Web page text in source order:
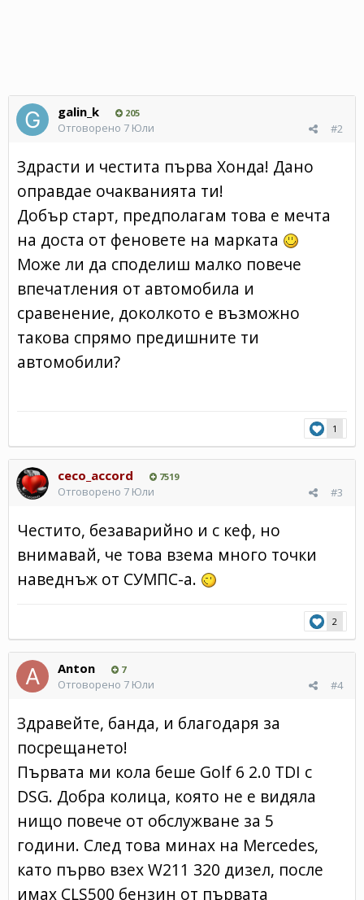
galin_k 205
#2
Отговорено 7 Юли
Здрасти и честита първа Хонда! Дано
оправдае очакванията ти!
Добър старт, предполагам това е мечта
на доста от феновете на марката
Може ли да споделиш малко повече
впечатления от автомобила и
сравенение, доколкото е възможно
такова спрямо предишните ти
автомобили?
1
ceco_accord 7519
#3
Отговорено 7 Юли
Честито, безаварийно и с кеф, но
внимавай, че това взема много точки
наведнъж от СУМПС-а.
2
Anton 7
#4
Отговорено 7 Юли
Здравейте, банда, и благодаря за
посрещането!
Първата ми кола беше Golf 6 2.0 TDI с
DSG. Добра колица, която не е видяла
нищо повече от обслужване за 5
години. След това минах на Mercedes,
като първо взех W211 320 дизел, после
имах CLS500 бензин от първата